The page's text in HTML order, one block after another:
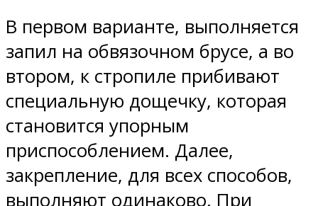
В первом варианте, выполняется
запил на обвязочном брусе, а во
втором, к стропиле прибивают
специальную дощечку, которая
становится упорным
приспособлением. Далее,
закрепление, для всех способов,
выполняют одинаково. При